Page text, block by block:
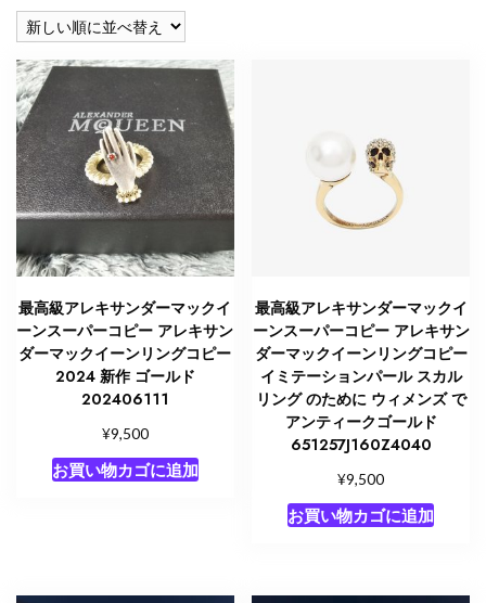
い
順
最高級アレキサンダーマックイ
ーンスーパーコピー アレキサン
ダーマックイーンリングコピー
2024 新作 ゴールド
202406111
¥9,500
お買い物カゴに追加
最高級アレキサンダーマックイ
ーンスーパーコピー アレキサン
ダーマックイーンリングコピー
イミテーションパール スカル
リング のために ウィメンズ で
アンティークゴールド
651257J160Z4040
¥9,500
お買い物カゴに追加